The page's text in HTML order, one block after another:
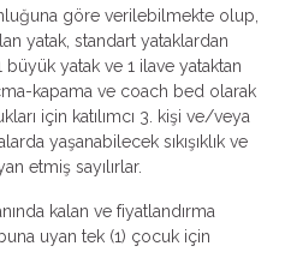
göre verilebilmekte olup,
yatak, standart yataklardan
yatak ve 1 ilave yataktan
kapama ve coach bed olarak
için katılımcı 3. kişi ve/veya
yaşanabilecek sıkışıklık ve
etmiş sayılırlar.
kalan ve fiyatlandırma
uyan tek (1) çocuk için